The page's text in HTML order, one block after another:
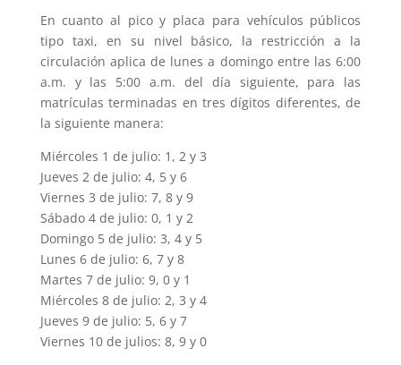
En cuanto al pico y placa para vehículos públicos
tipo taxi, en su nivel básico, la restricción a la
circulación aplica de lunes a domingo entre las 6:00
a.m. y las 5:00 a.m. del día siguiente, para las
matrículas terminadas en tres dígitos diferentes, de
la siguiente manera:
Miércoles 1 de julio: 1, 2 y 3
Jueves 2 de julio: 4, 5 y 6
Viernes 3 de julio: 7, 8 y 9
Sábado 4 de julio: 0, 1 y 2
Domingo 5 de julio: 3, 4 y 5
Lunes 6 de julio: 6, 7 y 8
Martes 7 de julio: 9, 0 y 1
Miércoles 8 de julio: 2, 3 y 4
Jueves 9 de julio: 5, 6 y 7
Viernes 10 de julios: 8, 9 y 0